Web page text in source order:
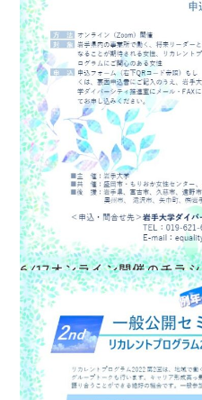
6/17オンライン開催のチラシ